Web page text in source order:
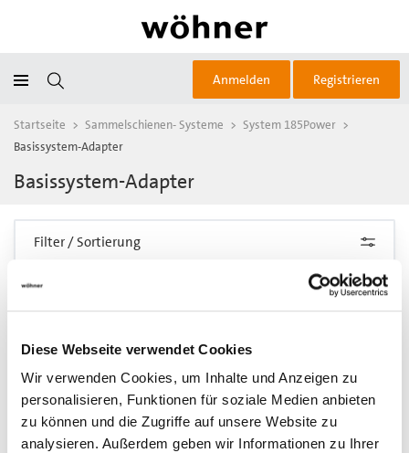
Diese Webseite verwendet Cookies
Wir verwenden Cookies, um Inhalte und Anzeigen zu
personalisieren, Funktionen für soziale Medien anbieten
zu können und die Zugriffe auf unsere Website zu
analysieren. Außerdem geben wir Informationen zu Ihrer
Anmelden Registrieren
Startseite > Sammelschienen- Systeme > System 185Power >
Basissystem-Adapter
Basissystem-Adapter
Filter / Sortierung
2 Artikel gefunden